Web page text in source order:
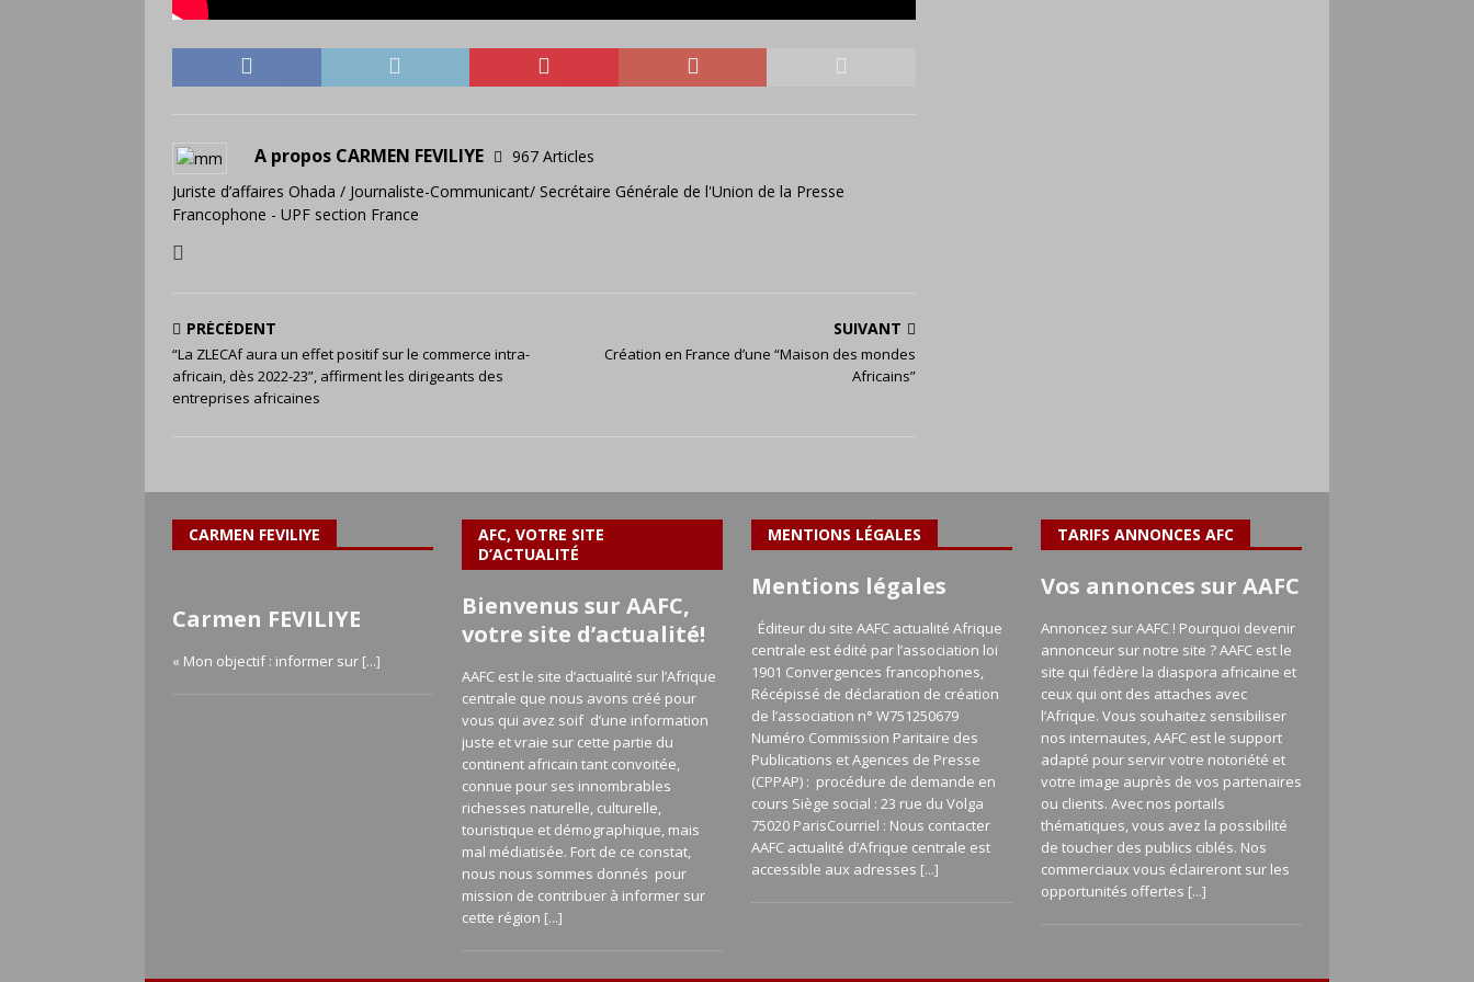
A propos CARMEN FEVILIYE
967 Articles
Juriste d’affaires Ohada / Journaliste-Communicant/ Secrétaire Générale de l'Union de la Presse
Francophone - UPF section France
PRÉCÉDENT
“La ZLECAf aura un effet positif sur le commerce intra-
africain, dès 2022-23”, affirment les dirigeants des
entreprises africaines
SUIVANT
Création en France d’une “Maison des mondes
Africains”
CARMEN FEVILIYE
Carmen FEVILIYE
« Mon objectif : informer sur [...]
AFC, VOTRE SITE
D’ACTUALITÉ
Bienvenus sur AAFC,
votre site d’actualité!
AAFC est le site d’actualité sur l’Afrique
centrale que nous avons créé pour
vous qui avez soif d’une information
juste et vraie sur cette partie du
continent africain tant convoitée,
connue pour ses innombrables
richesses naturelle, culturelle,
touristique et démographique, mais
mal médiatisée. Fort de ce constat,
nous nous sommes donnés pour
mission de contribuer à informer sur
cette région [...]
MENTIONS LÉGALES
Mentions légales
Éditeur du site AAFC actualité Afrique
centrale est édité par l’association loi
1901 Convergences francophones,
Récépissé de déclaration de création
de l’association n° W751250679
Numéro Commission Paritaire des
Publications et Agences de Presse
(CPPAP) : procédure de demande en
cours Siège social : 23 rue du Volga
75020 ParisCourriel : Nous contacter
AAFC actualité d’Afrique centrale est
accessible aux adresses [...]
TARIFS ANNONCES AFC
Vos annonces sur AAFC
Annoncez sur AAFC ! Pourquoi devenir
annonceur sur notre site ? AAFC est le
site qui fédère la diaspora africaine et
ceux qui ont des attaches avec
l’Afrique. Vous souhaitez sensibiliser
nos internautes, AAFC est le support
adapté pour servir votre notoriété et
votre image auprès de vos partenaires
ou clients. Avec nos portails
thématiques, vous avez la possibilité
de toucher des publics ciblés. Nos
commerciaux vous éclaireront sur les
opportunités offertes [...]